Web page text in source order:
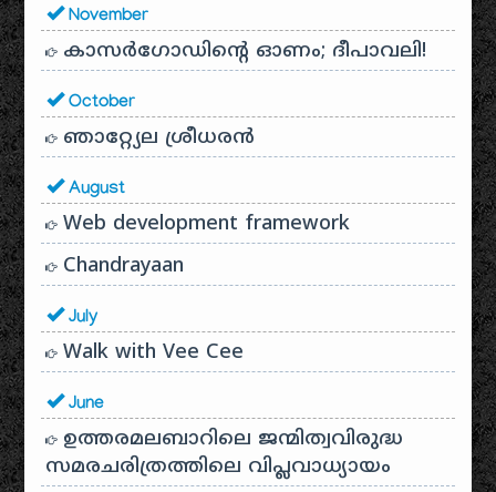
November
കാസർഗോഡിൻ്റെ ഓണം; ദീപാവലി!
October
ഞാറ്റ്യേല ശ്രീധരൻ
August
Web development framework
Chandrayaan
July
Walk with Vee Cee
June
ഉത്തരമലബാറിലെ ജന്മിത്വവിരുദ്ധ
സമരചരിത്രത്തിലെ വിപ്ലവാധ്യായം